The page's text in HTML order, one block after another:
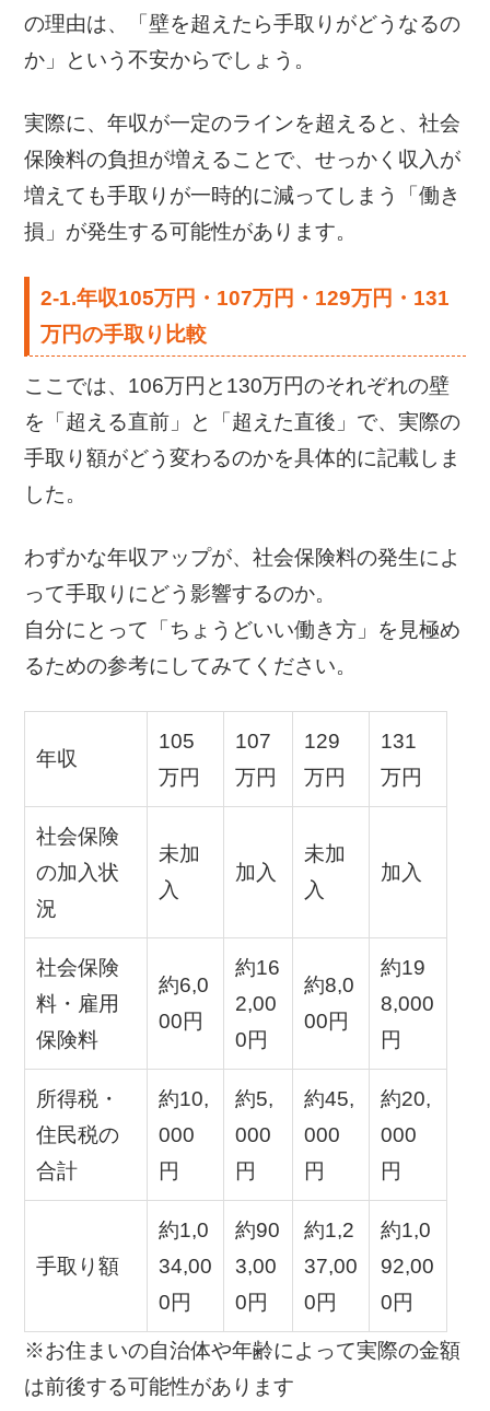
の理由は、「壁を超えたら手取りがどうなるの
か」という不安からでしょう。
実際に、年収が一定のラインを超えると、社会
保険料の負担が増えることで、せっかく収入が
増えても手取りが一時的に減ってしまう「働き
損」が発生する可能性があります。
2-1.年収105万円・107万円・129万円・131
万円の手取り比較
ここでは、106万円と130万円のそれぞれの壁
を「超える直前」と「超えた直後」で、実際の
手取り額がどう変わるのかを具体的に記載しま
した。
わずかな年収アップが、社会保険料の発生によ
って手取りにどう影響するのか。
自分にとって「ちょうどいい働き方」を見極め
るための参考にしてみてください。
年収
105
万円
107
万円
129
万円
131
万円
社会保険
の加入状
況
未加
入
加入
未加
入
加入
社会保険
料・雇用
保険料
約6,0
00円
約16
2,00
0円
約8,0
00円
約19
8,000
円
所得税・
住民税の
合計
約10,
000
円
約5,
000
円
約45,
000
円
約20,
000
円
手取り額
約1,0
34,00
0円
約90
3,00
0円
約1,2
37,00
0円
約1,0
92,00
0円
※お住まいの自治体や年齢によって実際の金額
は前後する可能性があります